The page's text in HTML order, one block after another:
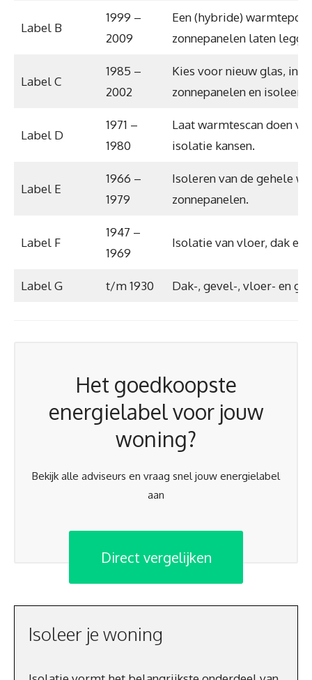
Label B
1999 –
2009
Een (hybride)
zonnepanelen laten
Label C
1985 –
2002
Kies voor nieuw glas,
zonnepanelen en isoleer
Label D
1971 –
1980
Laat warmtescan doen
isolatie kansen.
Label E
1966 –
1979
Isoleren van de gehele
zonnepanelen.
Label F
1947 –
1969
Isolatie van vloer, dak en
Label G t/m 1930 Dak-, gevel-, vloer- en
Het goedkoopste
energielabel voor jouw
woning?
Bekijk alle adviseurs en vraag snel jouw energielabel
aan
Direct vergelijken
Isoleer je woning